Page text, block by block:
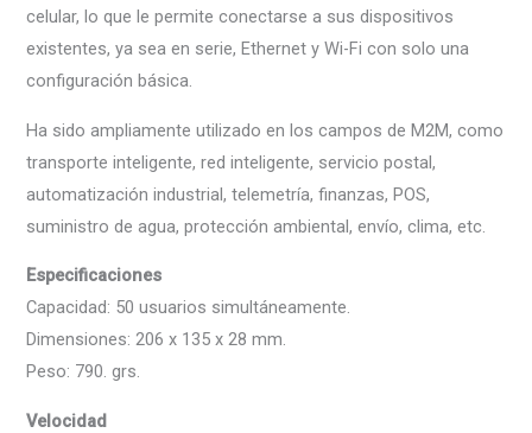
celular, lo que le permite conectarse a sus dispositivos
existentes, ya sea en serie, Ethernet y Wi-Fi con solo una
configuración básica.
Ha sido ampliamente utilizado en los campos de M2M, como
transporte inteligente, red inteligente, servicio postal,
automatización industrial, telemetría, finanzas, POS,
suministro de agua, protección ambiental, envío, clima, etc.
Especificaciones
Capacidad: 50 usuarios simultáneamente.
Dimensiones: 206 x 135 x 28 mm.
Peso: 790. grs.
Velocidad